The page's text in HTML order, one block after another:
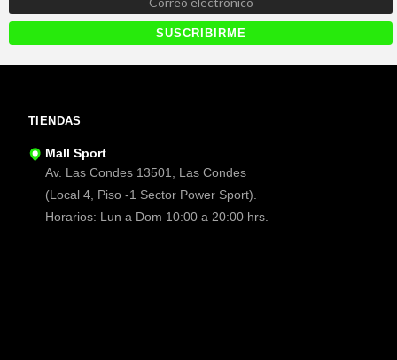
TIENDAS
Mall Sport
Av. Las Condes 13501, Las Condes
(Local 4, Piso -1 Sector Power Sport).
Horarios: Lun a Dom 10:00 a 20:00 hrs.